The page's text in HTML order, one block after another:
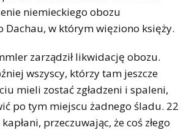
niemieckiego obozu
Dachau, w którym więziono księży.
zarządził likwidację obozu.
wszyscy, którzy tam jeszcze
mieli zostać zgładzeni i spaleni,
po tym miejscu żadnego śladu. 22
przeczuwając, że coś złego